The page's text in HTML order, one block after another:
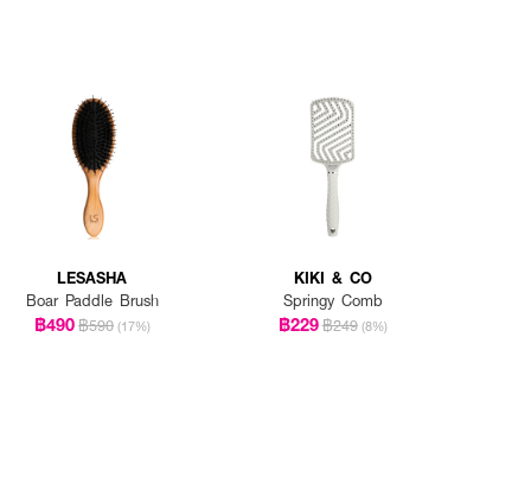
LESASHA
Boar Paddle Brush
฿490฿590 (17%)
KIKI & CO
Springy Comb
฿229฿249 (8%)